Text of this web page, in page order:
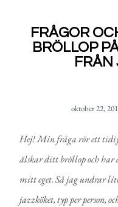
FRÅGOR
BRÖLLOP
FRÅN
oktober 22,
Hej! Min fråga rör ett
älskar ditt bröllop och
mitt eget. Så jag undrar
jazzköket, typ per person,